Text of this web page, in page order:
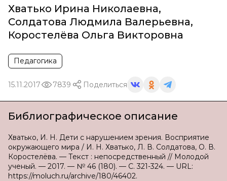
Хватько Ирина Николаевна,
Солдатова Людмила Валерьевна,
Коростелёва Ольга Викторовна
Педагогика
15.11.2017 7839 Поделиться
Библиографическое описание
Хватько, И. Н. Дети с нарушением зрения. Восприятие
окружающего мира / И. Н. Хватько, Л. В. Солдатова, О. В.
Коростелёва. — Текст : непосредственный // Молодой
ученый. — 2017. — № 46 (180). — С. 321-324. — URL:
https://moluch.ru/archive/180/46402.